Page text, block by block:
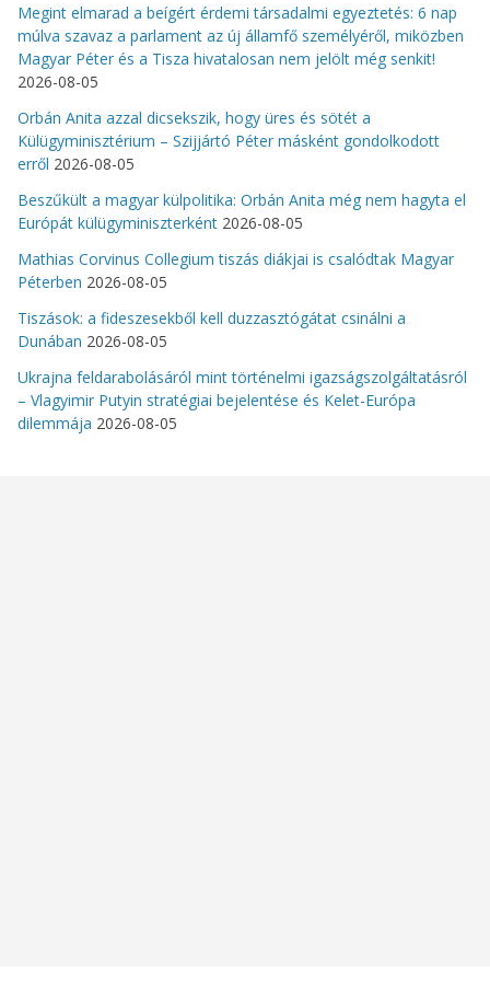
Megint elmarad a beígért érdemi társadalmi egyeztetés: 6 nap
múlva szavaz a parlament az új államfő személyéről, miközben
Magyar Péter és a Tisza hivatalosan nem jelölt még senkit!
2026-08-05
Orbán Anita azzal dicsekszik, hogy üres és sötét a
Külügyminisztérium – Szijjártó Péter másként gondolkodott
erről 2026-08-05
Beszűkült a magyar külpolitika: Orbán Anita még nem hagyta el
Európát külügyminiszterként 2026-08-05
Mathias Corvinus Collegium tiszás diákjai is csalódtak Magyar
Péterben 2026-08-05
Tiszások: a fideszesekből kell duzzasztógátat csinálni a
Dunában 2026-08-05
Ukrajna feldarabolásáról mint történelmi igazságszolgáltatásról
– Vlagyimir Putyin stratégiai bejelentése és Kelet-Európa
dilemmája 2026-08-05